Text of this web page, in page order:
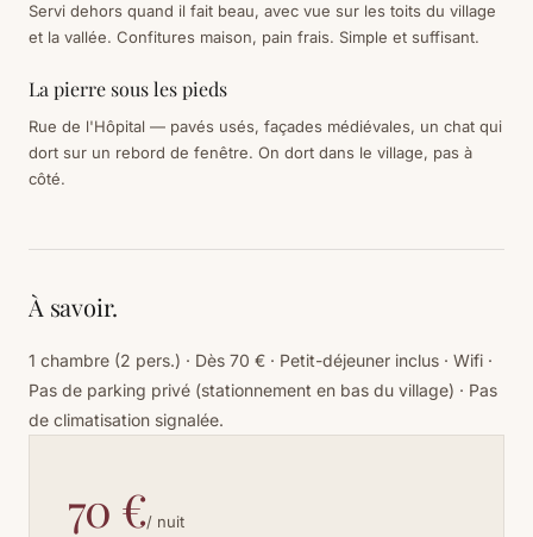
Servi dehors quand il fait beau, avec vue sur les toits du village
et la vallée. Confitures maison, pain frais. Simple et suffisant.
La pierre sous les pieds
Rue de l'Hôpital — pavés usés, façades médiévales, un chat qui
dort sur un rebord de fenêtre. On dort dans le village, pas à
côté.
À savoir.
1 chambre (2 pers.) · Dès 70 € · Petit-déjeuner inclus · Wifi ·
Pas de parking privé (stationnement en bas du village) · Pas
de climatisation signalée.
70 €/ nuit